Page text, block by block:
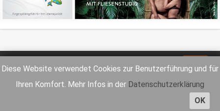
Diese Website verwendet Cookies zur Benutzerführung und für
Ihren Komfort. Mehr Infos in der Datenschutzerklärung
OK